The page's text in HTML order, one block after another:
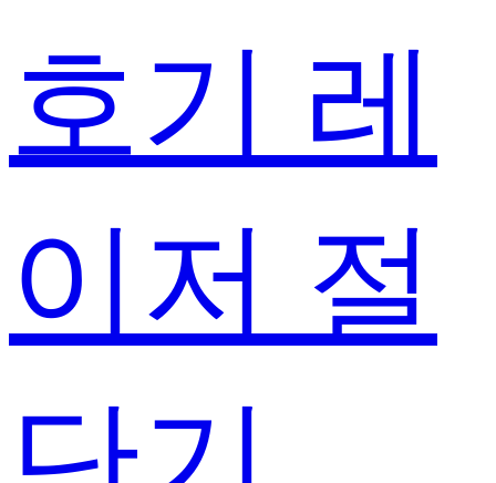
호기 레
이저 절